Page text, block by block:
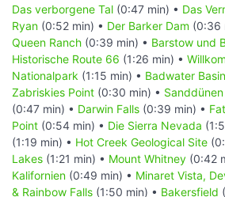
Das verborgene Tal (0:47 min) • Das
Ryan (0:52 min) • Der Barker Dam (0:36
Queen Ranch (0:39 min) • Barstow und
Historische Route 66 (1:26 min) •
Nationalpark (1:15 min) • Badwater Basin
Zabriskies Point (0:30 min) •
(0:47 min) • Darwin Falls (0:39 min) •
Point (0:54 min) • Die Sierra Nevada
(1:19 min) • Hot Creek Geological Site
Lakes (1:21 min) • Mount Whitney (0:42
Kalifornien (0:49 min) • Minaret Vista,
& Rainbow Falls (1:50 min) • Bakersfield